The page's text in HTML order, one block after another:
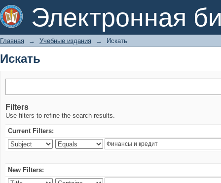
Электронная
Искать
Главная → Учебные издания → Искать
Искать
Filters
Use filters to refine the search results.
Current Filters:
New Filters: